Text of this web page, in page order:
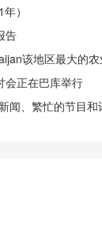
）
告
会正在巴库举行